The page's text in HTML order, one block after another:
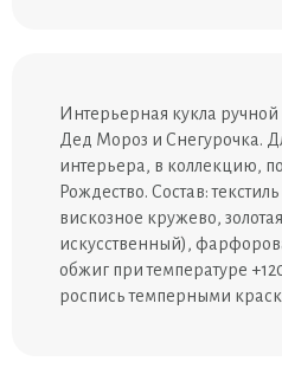
Интерьерная кукла
Дед Мороз и Снегурочка.
интерьера, в коллекцию,
Рождество. Состав:
вискозное кружево,
искусственный),
обжиг при температуре
роспись темперными